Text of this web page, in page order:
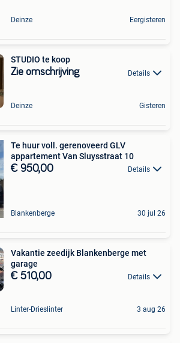
Deinze Eergisteren
STUDIO te koop
Zie omschrijving Details
Deinze Gisteren
Te huur voll. gerenoveerd GLV
appartement Van Sluysstraat 10
€ 950,00 Details
Blankenberge 30 jul 26
Vakantie zeedijk Blankenberge met
garage
€ 510,00 Details
Linter-Drieslinter 3 aug 26